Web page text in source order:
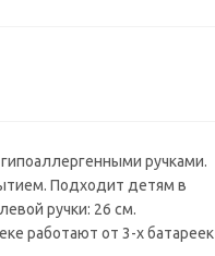
ручками.
Подходит детям в
ручки: 26 см.
работают от 3-х батареек